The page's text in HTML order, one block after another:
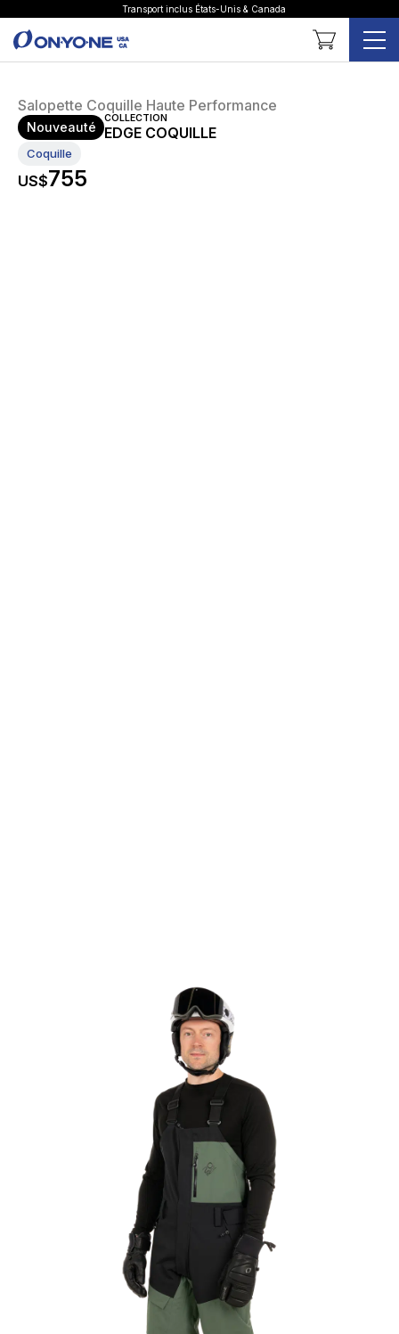
Transport inclus États-Unis & Canada
Panier
Salopette Coquille Haute Performance
Nouveauté
COLLECTION
EDGE COQUILLE
Coquille
US$755